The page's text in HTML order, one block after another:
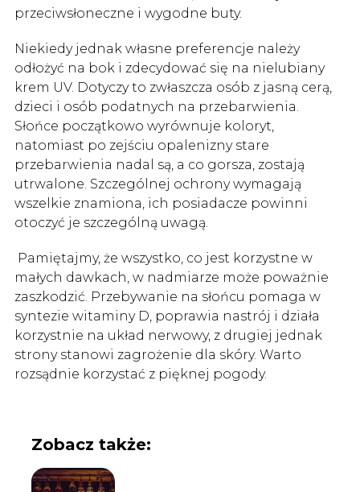
przeciwsłoneczne i wygodne buty.
Niekiedy jednak własne preferencje należy
odłożyć na bok i zdecydować się na nielubiany
krem UV. Dotyczy to zwłaszcza osób z jasną cerą,
dzieci i osób podatnych na przebarwienia.
Słońce początkowo wyrównuje koloryt,
natomiast po zejściu opalenizny stare
przebarwienia nadal są, a co gorsza, zostają
utrwalone. Szczególnej ochrony wymagają
wszelkie znamiona, ich posiadacze powinni
otoczyć je szczególną uwagą.
Pamiętajmy, że wszystko, co jest korzystne w
małych dawkach, w nadmiarze może poważnie
zaszkodzić. Przebywanie na słońcu pomaga w
syntezie witaminy D, poprawia nastrój i działa
korzystnie na układ nerwowy, z drugiej jednak
strony stanowi zagrożenie dla skóry. Warto
rozsądnie korzystać z pięknej pogody.
Zobacz także: